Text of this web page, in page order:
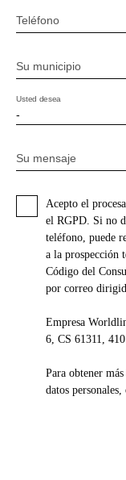
Teléfono
Su municipio
-
Usted desea
Su mensaje
Acepto el
el RGPD. Si no
teléfono, puede
a la prospección
Código del
por correo
Empresa
6, CS 61311,
Para obtener
datos